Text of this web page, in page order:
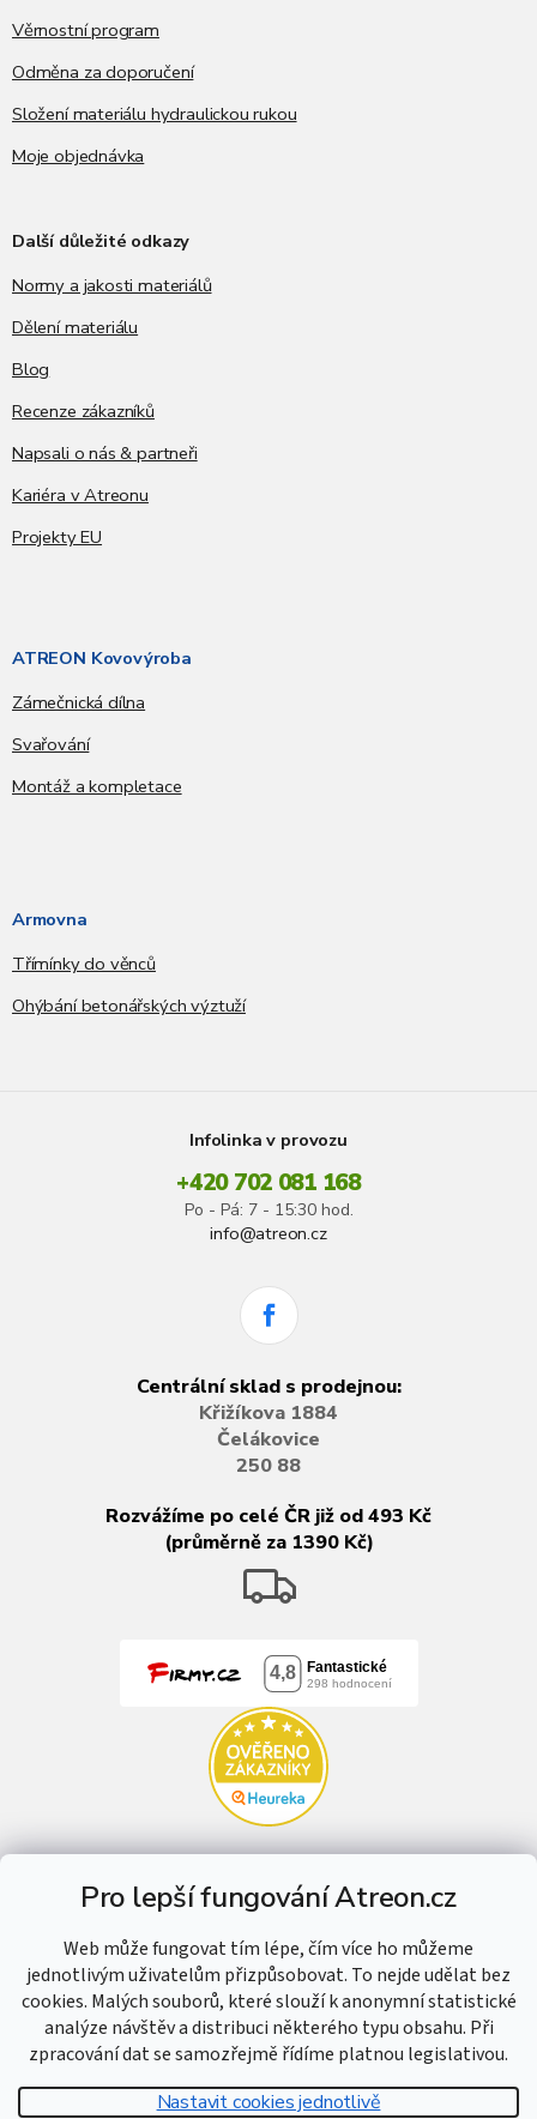
Pro lepší fungování Atreon.cz
Web může fungovat tím lépe, čím více ho můžeme
jednotlivým uživatelům přizpůsobovat. To nejde udělat bez
cookies. Malých souborů, které slouží k anonymní statistické
analýze návštěv a distribuci některého typu obsahu. Při
zpracování dat se samozřejmě řídíme platnou legislativou.
Nastavit cookies jednotlivě
Věrnostní program
Odměna za doporučení
Složení materiálu hydraulickou rukou
Moje objednávka
Další důležité odkazy
Normy a jakosti materiálů
Dělení materiálu
Blog
Recenze zákazníků
Napsali o nás & partneři
Kariéra v Atreonu
Projekty EU
ATREON Kovovýroba
Zámečnická dílna
Svařování
Montáž a kompletace
Armovna
Třímínky do věnců
Ohýbání betonářských výztuží
Infolinka v provozu
+420 702 081 168
Po - Pá: 7 - 15:30 hod.
info@atreon.cz
Centrální sklad s prodejnou:
Křižíkova 1884
Čelákovice
250 88
Rozvážíme po celé ČR již od 493 Kč
(průměrně za 1390 Kč)
Vytvořil Shoptet